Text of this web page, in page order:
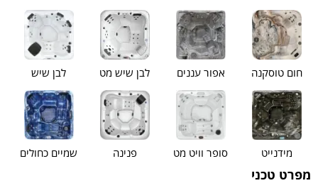
חום טוסקנה אפור עננים לבן שיש מט לבן שיש
מידנייט סופר וויט מט פנינה שמיים כחולים
מפרט טכני